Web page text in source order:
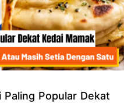
Popular Dekat